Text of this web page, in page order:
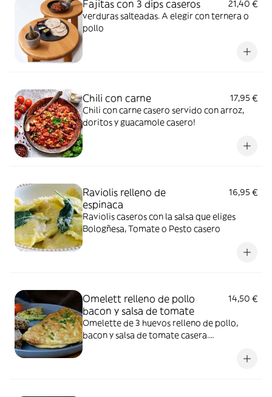
Fajitas con 3 dips caseros
21,40 €
verduras salteadas. A elegir con ternera o
pollo
Chili con carne
17,95 €
Chili con carne casero servido con arroz,
doritos y guacamole casero!
Raviolis relleno de
espinaca
16,95 €
Raviolis caseros con la salsa que eliges
Bologñesa, Tomate o Pesto casero
Omelett relleno de pollo
bacon y salsa de tomate
14,50 €
Omelette de 3 huevos relleno de pollo,
bacon y salsa de tomate casera.